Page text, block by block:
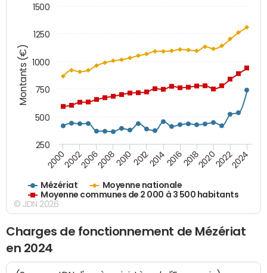
Montants (€)
Mézériat
Moyenne nationale
Moyenne communes de 2 000 à 3 500 habitants
200020022006200820102012201420162018202020222024
250
500
750
1000
1250
1500
© JDN 2026
Charges de fonctionnement de Mézériat
en 2024